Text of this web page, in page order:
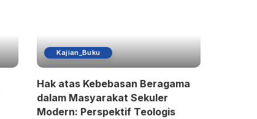
Kajian_Buku
Hak atas Kebebasan Beragama
dalam Masyarakat Sekuler
Modern: Perspektif Teologis